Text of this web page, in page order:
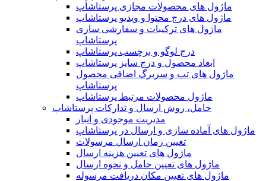
ماژول های محصولات مجازی پرستاشاپ
ماژول های درج محتوا و ویدیو پرستاشاپ
ماژول های ترکیبات و سفارشی سازی
پرستاشاپ
درج لوگو و برچسب پرستاشاپ
ابعاد محصول و درج سایز پرستاشاپ
ماژول های تب و سربرگ اضافی محصول
پرستاشاپ
ماژول محصولات مرتبط پرستاشاپ
حامل، روش ارسال و تدارکات پرستاشاپ
مدیریت موجودی و انبار
ماژول های آماده سازی و ارسال در پرستاشاپ
تعیین زمان ارسال مرسولات
ماژول های تعیین هزینه ارسال
ماژول های تعیین حامل و نحوه ارسال
ماژول های تعیین مکان دریافت مرسوله